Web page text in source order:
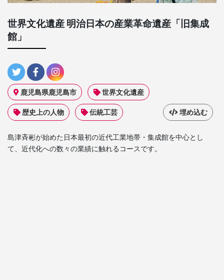
世界文化遺産 明治日本の産業革命遺産「旧集成
館」
鹿児島県鹿児島市 世界文化遺産
歴史上の人物 伝統工芸 埋め込む
島津斉彬が始めた日本最初の近代工業地帯・集成館を中心とし
て、近代化への数々の業績に触れるコースです。